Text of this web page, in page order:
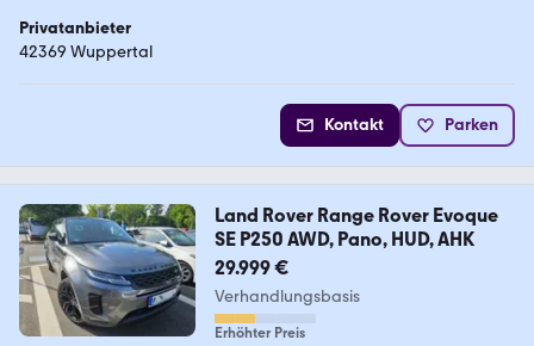
Privatanbieter
42369 Wuppertal
Kontakt Parken
Land Rover Range Rover Evoque
SE P250 AWD, Pano, HUD, AHK
29.999 €
Verhandlungsbasis
Erhöhter Preis